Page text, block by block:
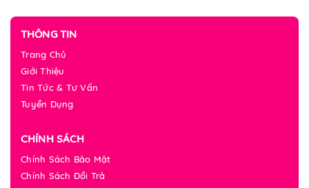
THÔNG TIN
Trang Chủ
Giới Thiệu
Tin Tức & Tư Vấn
Tuyển Dụng
CHÍNH SÁCH
Chính Sách Bảo Mật
Chính Sách Đổi Trả